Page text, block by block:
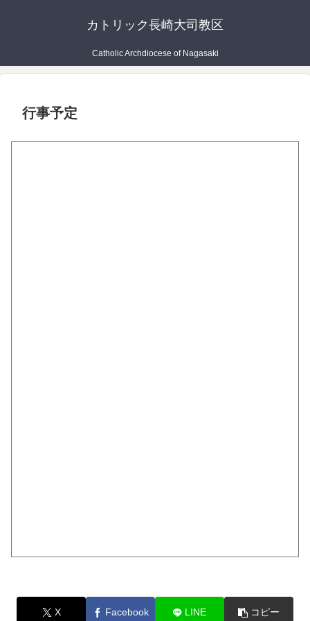
カトリック長崎大司教区
Catholic Archdiocese of Nagasaki
行事予定
X Facebook LINE コピー